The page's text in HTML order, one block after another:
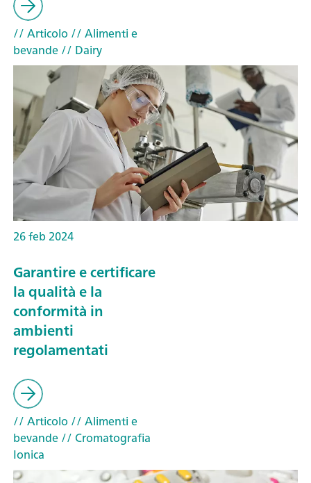
// Articolo // Alimenti e
bevande// Dairy
26 feb 2024
Garantire e certificare
la qualità e la
conformità in
ambienti
regolamentati
// Articolo // Alimenti e
bevande// Cromatografia
Ionica